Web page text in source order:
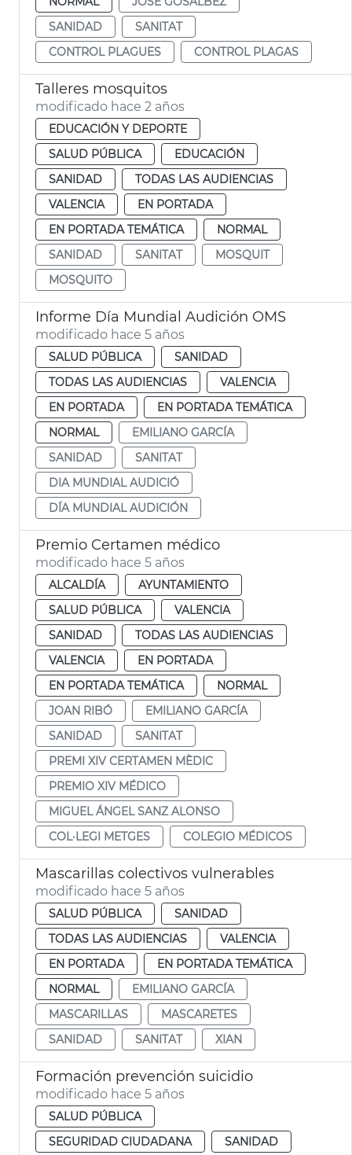
SANIDAD
SANITAT
CONTROL PLAGUES
CONTROL PLAGAS
Talleres mosquitos
modificado hace 2 años
EDUCACIÓN Y DEPORTE
SALUD PÚBLICA
EDUCACIÓN
SANIDAD
TODAS LAS AUDIENCIAS
VALENCIA
EN PORTADA
EN PORTADA TEMÁTICA
NORMAL
SANIDAD
SANITAT
MOSQUIT
MOSQUITO
Informe Día Mundial Audición OMS
modificado hace 5 años
SALUD PÚBLICA
SANIDAD
TODAS LAS AUDIENCIAS
VALENCIA
EN PORTADA
EN PORTADA TEMÁTICA
NORMAL
EMILIANO GARCÍA
SANIDAD
SANITAT
DIA MUNDIAL AUDICIÓ
DÍA MUNDIAL AUDICIÓN
Premio Certamen médico
modificado hace 5 años
ALCALDÍA
AYUNTAMIENTO
SALUD PÚBLICA
VALENCIA
SANIDAD
TODAS LAS AUDIENCIAS
VALENCIA
EN PORTADA
EN PORTADA TEMÁTICA
NORMAL
JOAN RIBÓ
EMILIANO GARCÍA
SANIDAD
SANITAT
PREMI XIV CERTAMEN MÈDIC
PREMIO XIV MÉDICO
MIGUEL ÁNGEL SANZ ALONSO
COL·LEGI METGES
COLEGIO MÉDICOS
Mascarillas colectivos vulnerables
modificado hace 5 años
SALUD PÚBLICA
SANIDAD
TODAS LAS AUDIENCIAS
VALENCIA
EN PORTADA
EN PORTADA TEMÁTICA
NORMAL
EMILIANO GARCÍA
MASCARILLAS
MASCARETES
SANIDAD
SANITAT XIAN
Formación prevención suicidio
modificado hace 5 años
SALUD PÚBLICA
SEGURIDAD CIUDADANA
SANIDAD